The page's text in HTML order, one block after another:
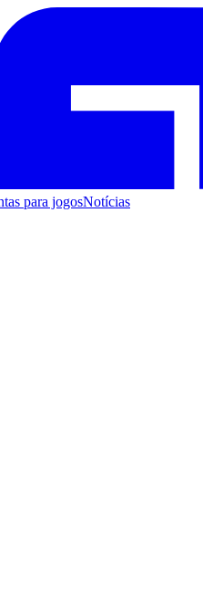
para jogosNotícias